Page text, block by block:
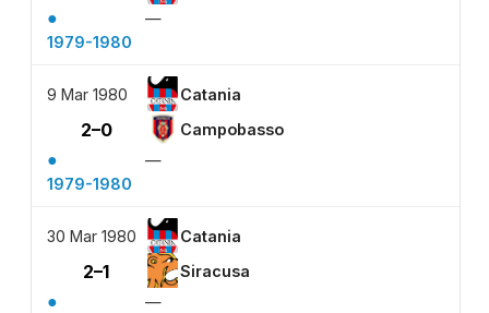
●
—
1979-1980
9 Mar 1980 Catania
2–0 Campobasso
●
—
1979-1980
30 Mar 1980 Catania
2–1 Siracusa
●
—